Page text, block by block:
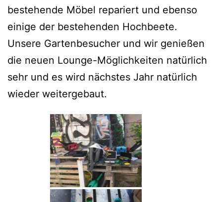
bestehende Möbel repariert und ebenso
einige der bestehenden Hochbeete.
Unsere Gartenbesucher und wir genießen
die neuen Lounge-Möglichkeiten natürlich
sehr und es wird nächstes Jahr natürlich
wieder weitergebaut.